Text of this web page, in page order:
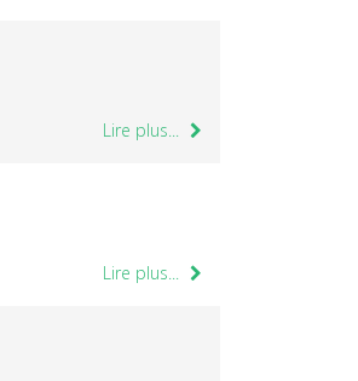
Lire plus...
Lire plus...